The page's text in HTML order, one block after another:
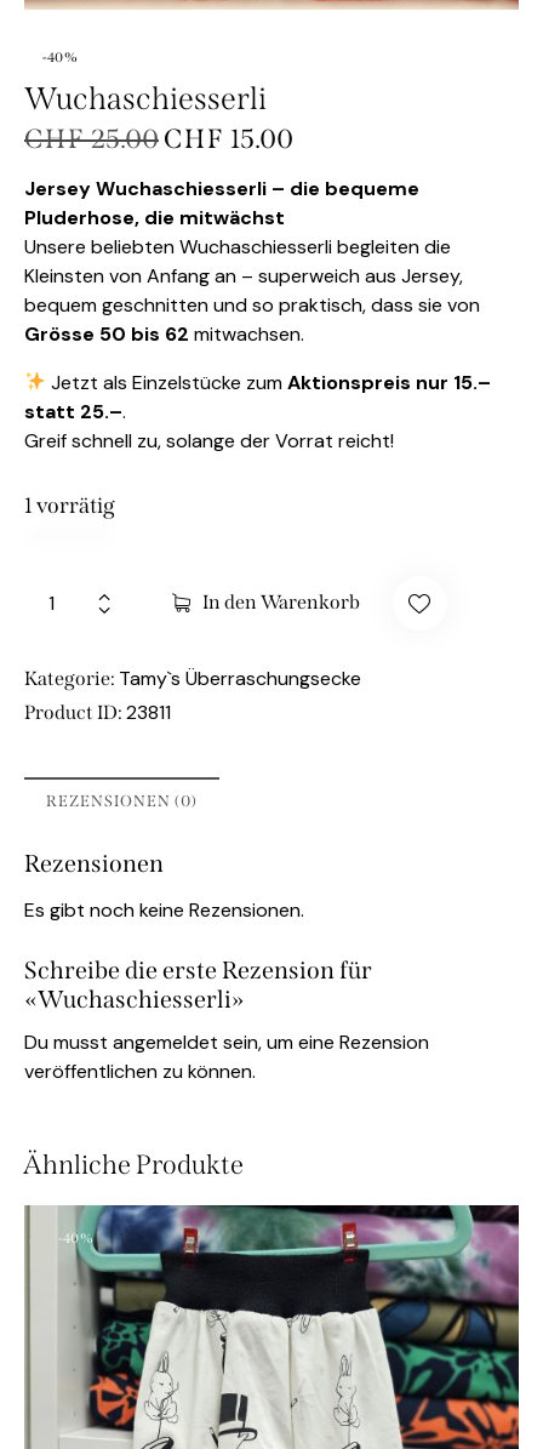
-40%
Wuchaschiesserli
CHF25.00CHF 15.00
Jersey Wuchaschiesserli – die bequeme
Pluderhose, die mitwächst
Unsere beliebten Wuchaschiesserli begleiten die
Kleinsten von Anfang an – superweich aus Jersey,
bequem geschnitten und so praktisch, dass sie von
Grösse 50 bis 62 mitwachsen.
Jetzt als Einzelstücke zumAktionspreis nur 15.–
statt 25.–.
Greif schnell zu, solange der Vorrat reicht!
1 vorrätig
In den Warenkorb
Kategorie: Tamy`s Überraschungsecke
Product ID: 23811
REZENSIONEN (0)
Rezensionen
Es gibt noch keine Rezensionen.
Schreibe die erste Rezension für
«Wuchaschiesserli»
Du musst angemeldet sein, um eine Rezension
veröffentlichen zu können.
Ähnliche Produkte
-40%